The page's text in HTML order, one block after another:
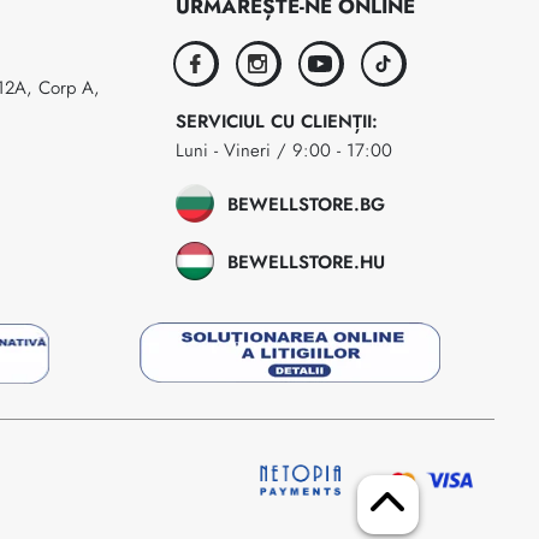
Corp A,
URMĂREȘTE-NE ONLINE
facebookinstagramyoutubetiktok
SERVICIUL CU CLIENȚII:
Luni - Vineri / 9:00 - 17:00
BEWELLSTORE.BG
BEWELLSTORE.HU